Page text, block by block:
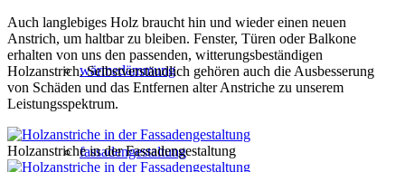
wärmedämmung
fassadengestaltung
Auch langlebiges Holz braucht hin und wieder einen neuen
Anstrich, um haltbar zu bleiben. Fenster, Türen oder Balkone
erhalten von uns den passenden, witterungsbeständigen
Holzanstrich. Selbstverständlich gehören auch die Ausbesserung
von Schäden und das Entfernen alter Anstriche zu unserem
Leistungsspektrum.
Holzanstriche in der Fassadengestaltung